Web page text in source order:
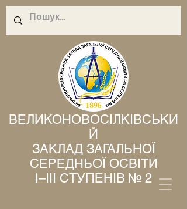
ВЕЛИКОНОВОСІЛКІВСЬКИ
Й
ЗАКЛАД ЗАГАЛЬНОЇ
СЕРЕДНЬОЇ ОСВІТИ
І–ІІІ СТУПЕНІВ № 2